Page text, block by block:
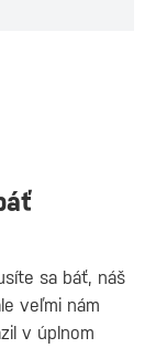
sa báť, náš
veľmi nám
v úplnom